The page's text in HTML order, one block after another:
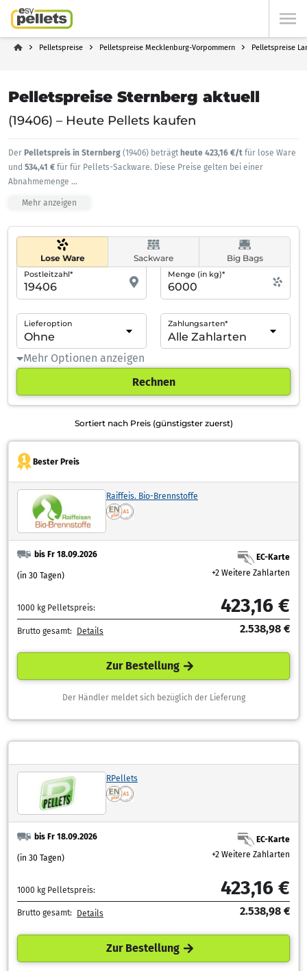
Pelletspreise Pelletspreise Mecklenburg-Vorpommern Pelletspreise
Pelletspreise Sternberg aktuell
(19406) – Heute Pellets kaufen
Der Pelletspreis in Sternberg (19406) beträgt heute 423,16 €/t für lose Ware
und 534,41 € für für Pellets-Sackware. Diese Preise gelten bei einer
Abnahmemenge ...
Mehr anzeigen
Lose Ware Sackware Big Bags
Postleitzahl* Menge (in kg)*
Lieferoption Zahlungsarten*
Mehr Optionen anzeigen
Rechnen
Sortiert nach Preis (günstigster zuerst)
Bester Preis
Raiffeis. Bio-Brennstoffe
bis Fr 18.09.2026
(in 30 Tagen)
EC-Karte
+2 Weitere Zahlarten
1000 kg Pelletspreis: 423,16 €
Brutto gesamt: Details 2.538,98 €
Zur Bestellung
Der Händler meldet sich bezüglich der Lieferung
RPellets
bis Fr 18.09.2026
(in 30 Tagen)
EC-Karte
+2 Weitere Zahlarten
1000 kg Pelletspreis: 423,16 €
Brutto gesamt: Details 2.538,98 €
Zur Bestellung